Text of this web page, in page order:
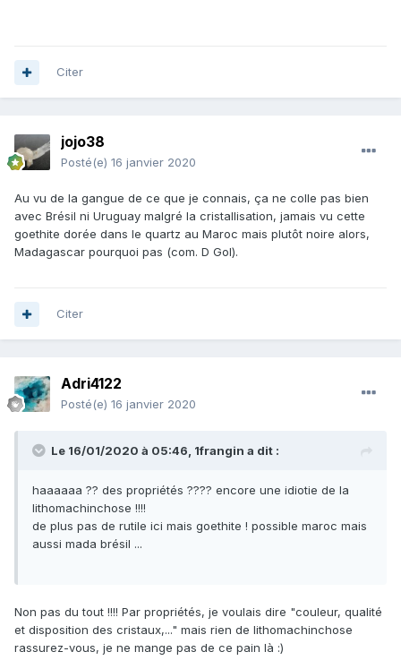
Citer
jojo38
Posté(e) 16 janvier 2020
Au vu de la gangue de ce que je connais, ça ne colle pas bien
avec Brésil ni Uruguay malgré la cristallisation, jamais vu cette
goethite dorée dans le quartz au Maroc mais plutôt noire alors,
Madagascar pourquoi pas (com. D Gol).
Citer
Adri4122
Posté(e) 16 janvier 2020
Le 16/01/2020 à 05:46, 1frangin a dit :
haaaaaa ?? des propriétés ???? encore une idiotie de la
lithomachinchose !!!!
de plus pas de rutile ici mais goethite ! possible maroc mais
aussi mada brésil ...
Non pas du tout !!!! Par propriétés, je voulais dire "couleur, qualité
et disposition des cristaux,..." mais rien de lithomachinchose
rassurez-vous, je ne mange pas de ce pain là :)